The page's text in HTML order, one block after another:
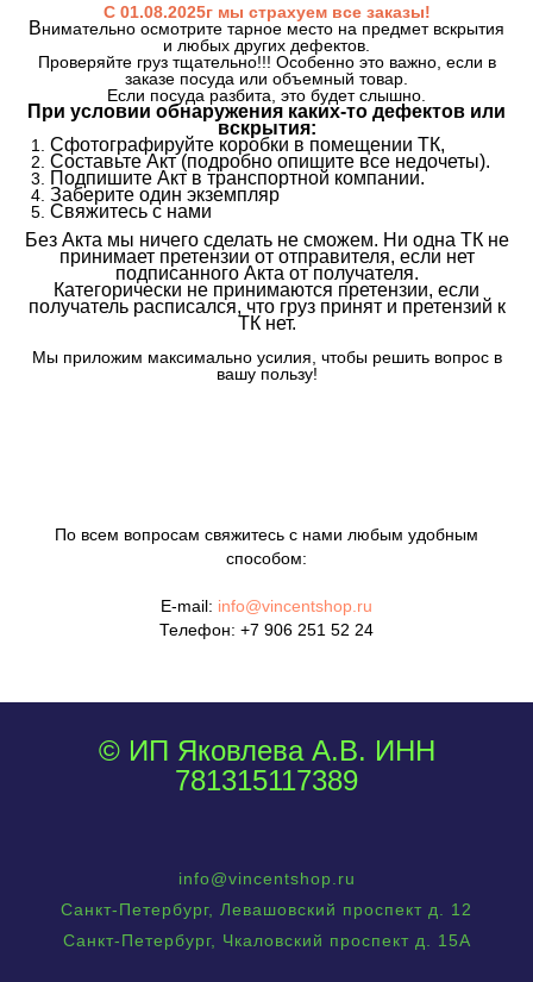
С 01.08.2025г мы страхуем все заказы!
Внимательно осмотрите тарное место на предмет вскрытия
и любых других дефектов.
Проверяйте груз тщательно!!! Особенно это важно, если в
заказе посуда или объемный товар.
Если посуда разбита, это будет слышно.
При условии обнаружения каких-то дефектов или
вскрытия:
Сфотографируйте коробки в помещении ТК,
Составьте Акт (подробно опишите все недочеты).
Подпишите Акт в транспортной компании.
Заберите один экземпляр
Свяжитесь с нами
Без Акта мы ничего сделать не сможем. Ни одна ТК не
принимает претензии от отправителя, если нет
подписанного Акта от получателя.
Категорически не принимаются претензии, если
получатель расписался, что груз принят и претензий к
ТК нет.
Мы приложим максимально усилия, чтобы решить вопрос в
вашу пользу!
По всем вопросам свяжитесь с нами любым удобным
способом:
E-mail: info@vincentshop.ru
Телефон: +7 906 251 52 24
© ИП Яковлева А.В. ИНН
781315117389
info@vincentshop.ru
Санкт-Петербург, Левашовский проспект д. 12
Санкт-Петербург, Чкаловский проспект д. 15А